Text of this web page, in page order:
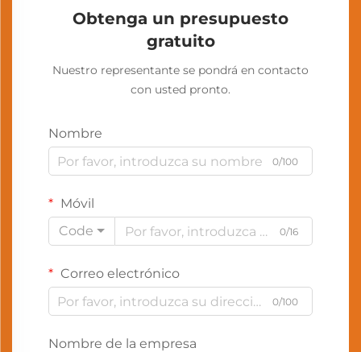
Obtenga un presupuesto
gratuito
Nuestro representante se pondrá en contacto
con usted pronto.
Nombre
0/100
Móvil
Code
0/16
Correo electrónico
0/100
Nombre de la empresa